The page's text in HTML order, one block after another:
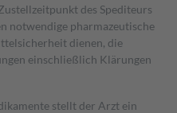
des Spediteurs
notwendige pharmazeutische
dienen, die
einschließlich Klärungen
stellt der Arzt ein